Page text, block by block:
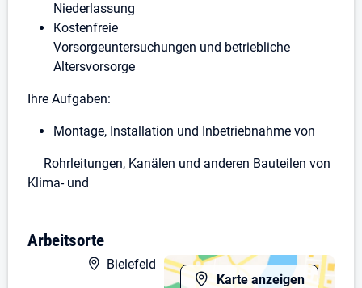
Niederlassung
Kostenfreie
Vorsorgeuntersuchungen und betriebliche
Altersvorsorge
Ihre Aufgaben:
Montage, Installation und Inbetriebnahme von
Rohrleitungen, Kanälen und anderen Bauteilen von
Klima- und
Wartungsarbeiten
Einhaltung der Qualitätsvorgaben und
Arbeitsorte
Karte anzeigen
Bielefeld